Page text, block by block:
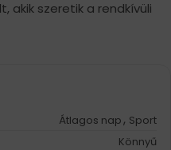
akik szeretik a rendkívüli
Átlagos nap , Sport
Könnyű